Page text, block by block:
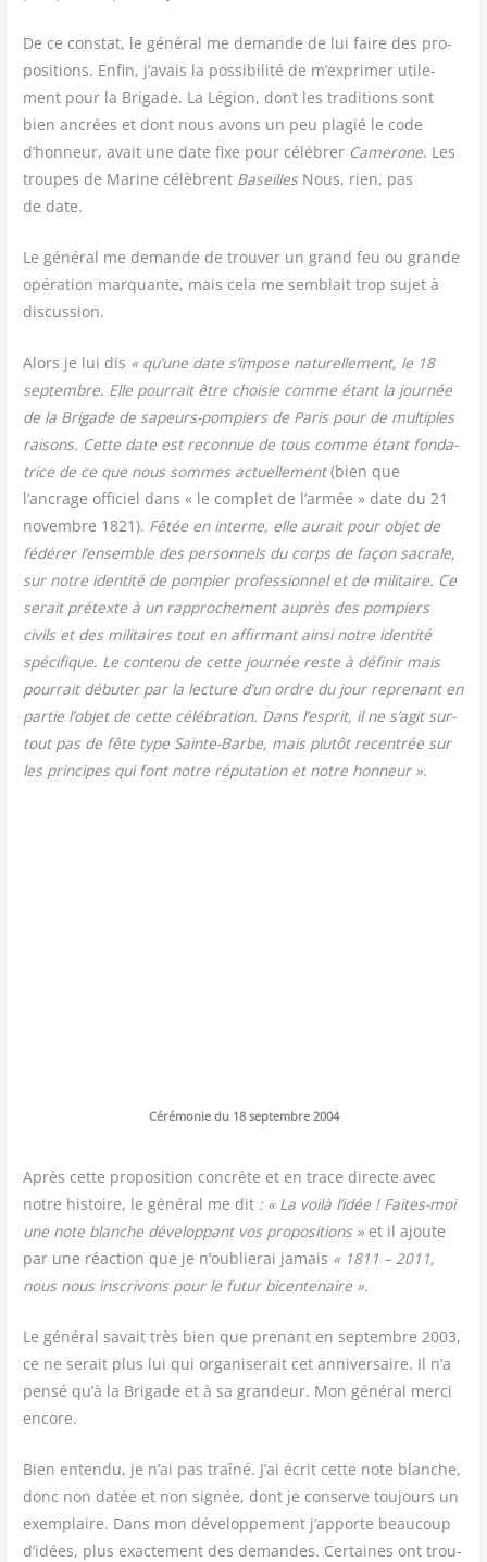
De ce constat, le géné­ral me demande de lui faire des pro­
po­si­tions. Enfin, j’avais la pos­si­bi­li­té de m’exprimer uti­le­
ment pour la Bri­gade. La Légion, dont les tra­di­tions sont
bien ancrées et dont nous avons un peu pla­gié le code
d’honneur, avait une date fixe pour célé­brer Came­rone. Les
troupes de Marine célèbrent BaseillesNous, rien, pas
de date.
Le géné­ral me demande de trou­ver un grand feu ou grande
opé­ra­tion mar­quante, mais cela me sem­blait trop sujet à
discussion.
Alors je lui dis « qu’une date s’impose natu­rel­le­ment, le 18
sep­tembre. Elle pour­rait être choi­sie comme étant la jour­née
de la Bri­gade de sapeurs-pom­piers de Paris pour de mul­tiples
rai­sons. Cette date est recon­nue de tous comme étant fon­da­
trice de ce que nous sommes actuel­le­ment(bien que
l’ancrage offi­ciel dans « le com­plet de l’armée » date du 21
novembre 1821). Fêtée en interne, elle aurait pour objet de
fédé­rer l’ensemble des per­son­nels du corps de façon sacrale,
sur notre iden­ti­té de pom­pier pro­fes­sion­nel et de mili­taire. Ce
serait pré­texte à un rap­pro­che­ment auprès des pom­piers
civils et des mili­taires tout en affir­mant ain­si notre iden­ti­té
spé­ci­fique. Le conte­nu de cette jour­née reste à défi­nir mais
pour­rait débu­ter par la lec­ture d’un ordre du jour repre­nant en
par­tie l’objet de cette célé­bra­tion. Dans l’esprit, il ne s’agit sur­
tout pas de fête type Sainte-Barbe, mais plu­tôt recen­trée sur
les prin­cipes qui font notre répu­ta­tion et notre honneur ».
Céré­mo­nie du 18 sep­tembre 2004
Après cette pro­po­si­tion concrète et en trace directe avec
notre his­toire, le géné­ral me dit : « La voi­là l’idée ! Faites-moi
une note blanche déve­lop­pant vos pro­po­si­tions » et il ajoute
par une réac­tion que je n’oublierai jamais « 1811 – 2011,
nous nous ins­cri­vons pour le futur bicentenaire ».
Le géné­ral savait très bien que pre­nant en sep­tembre 2003,
ce ne serait plus lui qui orga­ni­se­rait cet anni­ver­saire. Il n’a
pen­sé qu’à la Bri­gade et à sa gran­deur. Mon géné­ral mer­ci
encore.
Bien enten­du, je n’ai pas traî­né. J’ai écrit cette note blanche,
donc non datée et non signée, dont je conserve tou­jours un
exem­plaire. Dans mon déve­lop­pe­ment j’apporte beau­coup
d’idées, plus exac­te­ment des demandes. Cer­taines ont trou­